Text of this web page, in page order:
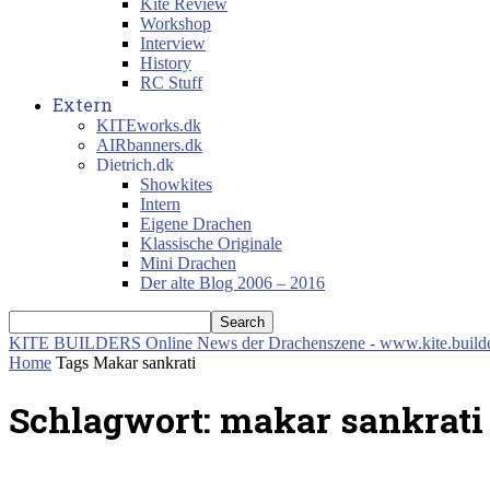
Kite Review
Workshop
Interview
History
RC Stuff
Extern
KITEworks.dk
AIRbanners.dk
Dietrich.dk
Showkites
Intern
Eigene Drachen
Klassische Originale
Mini Drachen
Der alte Blog 2006 – 2016
KITE BUILDERS Online News der Drachenszene -
Home Tags Makar sankrati
Schlagwort: makar sankrati